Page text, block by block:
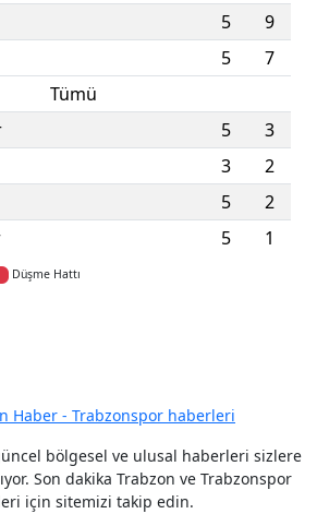
5 9
5
7
Tümü
5 3
3 2
5 2
5 1
Düşme Hattı
bölgesel ve ulusal haberleri sizlere
Son dakika Trabzon ve Trabzonspor
için sitemizi takip edin.